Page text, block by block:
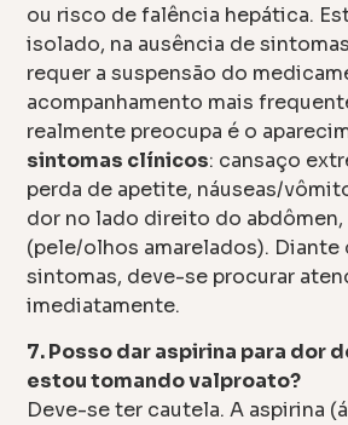
ou risco de falência hepática.
isolado, na ausência de
requer a suspensão do
acompanhamento mais
realmente preocupa é o
sintomas clínicos: cansaço
perda de apetite, náuseas/
dor no lado direito do
(pele/olhos amarelados). Diante
sintomas, deve-se procurar
imediatamente.
7. Posso dar aspirina para dor
estou tomando valproato?
Deve-se ter cautela. A aspirina